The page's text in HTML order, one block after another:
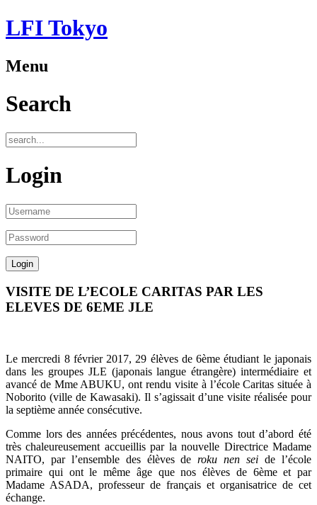
LFI Tokyo
Menu
Search
Login
VISITE DE L’ECOLE CARITAS PAR LES
ELEVES DE 6EME JLE
Le mercredi 8 février 2017, 29 élèves de 6ème étudiant le japonais
dans les groupes JLE (japonais langue étrangère) intermédiaire et
avancé de Mme ABUKU, ont rendu visite à l’école Caritas située à
Noborito (ville de Kawasaki). Il s’agissait d’une visite réalisée pour
la septième année consécutive.
Comme lors des années précédentes, nous avons tout d’abord été
très chaleureusement accueillis par la nouvelle Directrice Madame
NAITO, par l’ensemble des élèves deroku nen sei de l’école
primaire qui ont le même âge que nos élèves de 6ème et par
Madame ASADA, professeur de français et organisatrice de cet
échange.